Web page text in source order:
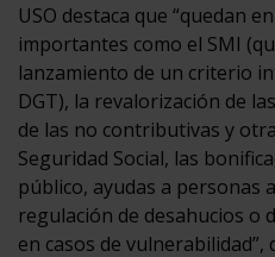
USO destaca que “quedan
importantes como el SMI
lanzamiento de un criterio
DGT), la revalorización de
de las no contributivas y
Seguridad Social, las
público, ayudas a personas
regulación de desahucios o
en casos de vulnerabilidad”,